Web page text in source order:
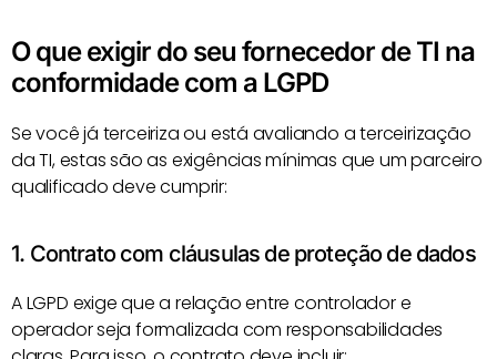
O que exigir do seu fornecedor de TI na
conformidade com a LGPD
Se você já terceiriza ou está avaliando a terceirização
da TI, estas são as exigências mínimas que um parceiro
qualificado deve cumprir:
1. Contrato com cláusulas de proteção de dados
A LGPD exige que a relação entre controlador e
operador seja formalizada com responsabilidades